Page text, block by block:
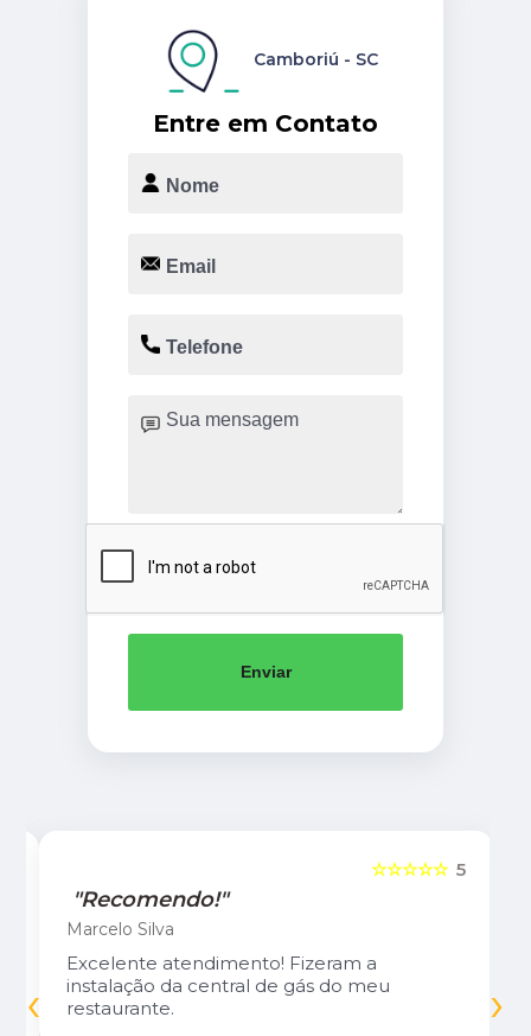
Entre em Contato
Camboriú - SC
Enviar
5
☆☆☆☆☆
"Recomendo!"
Marcelo Silva
Excelente atendimento! Fizeram a
instalação da central de gás do meu
restaurante.
‹ ›